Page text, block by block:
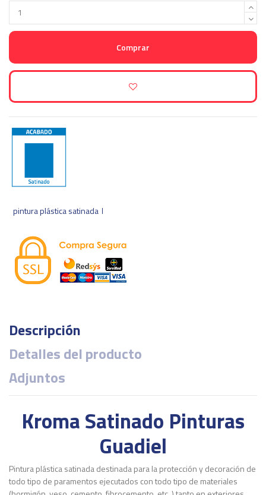
Comprar
pintura plástica satinada
Descripción
Detalles del producto
Adjuntos
Kroma Satinado Pinturas
Guadiel
Pintura plástica satinada destinada para la protección y decoración de
todo tipo de paramentos ejecutados con todo tipo de materiales